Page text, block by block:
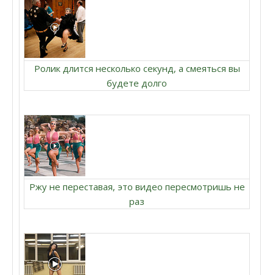
Ролик длится несколько секунд, а смеяться вы
будете долго
Ржу не переставая, это видео пересмотришь не
раз